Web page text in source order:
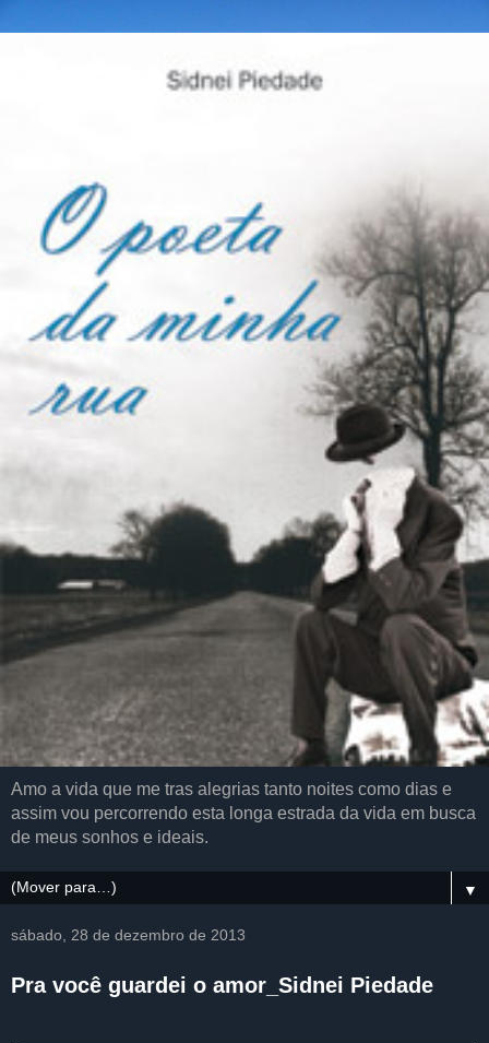
Amo a vida que me tras alegrias tanto noites como dias e
assim vou percorrendo esta longa estrada da vida em busca
de meus sonhos e ideais.
▼
sábado, 28 de dezembro de 2013
Pra você guardei o amor_Sidnei Piedade